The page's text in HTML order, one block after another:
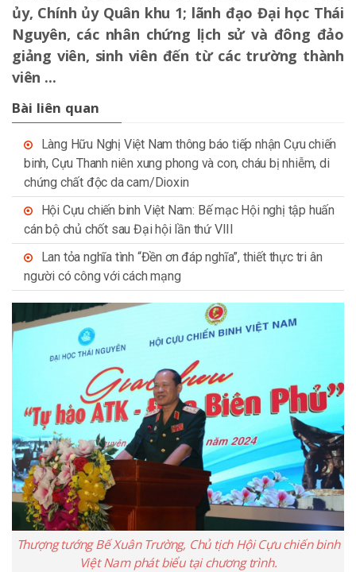
ủy, Chính ủy Quân khu 1; lãnh đạo Đại học Thái
Nguyên, các nhân chứng lịch sử và đông đảo
giảng viên, sinh viên đến từ các trường thành
viên ...
Bài liên quan
Làng Hữu Nghị Việt Nam thông báo tiếp nhận Cựu chiến
binh, Cựu Thanh niên xung phong và con, cháu bị nhiễm, di
chứng chất độc da cam/Dioxin
Hội Cựu chiến binh Việt Nam: Bế mạc Hội nghị tập huấn
cán bộ chủ chốt sau Đại hội lần thứ VIII
Lan tỏa nghĩa tình “Đền ơn đáp nghĩa”, thiết thực tri ân
người có công với cách mạng
Thượng tướng Bế Xuân Trường, Chủ tịch Hội Cựu chiến binh
Việt Nam phát biểu tại chương trình.